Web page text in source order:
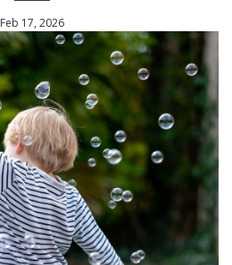
Feb 17, 2026